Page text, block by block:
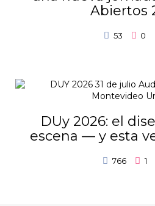
Abiertos
53 0
DUy 2026: el
escena — y esta
766 1